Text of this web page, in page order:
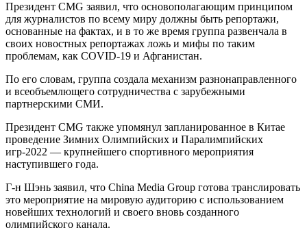
Президент CMG заявил, что основополагающим принципом
для журналистов по всему миру должны быть репортажи,
основанные на фактах, и в то же время группа развенчала в
своих новостных репортажах ложь и мифы по таким
проблемам, как COVID-19 и Афганистан.
По его словам, группа создала механизм разнонаправленного
и всеобъемлющего сотрудничества с зарубежными
партнерскими СМИ.
Президент CMG также упомянул запланированное в Китае
проведение Зимних Олимпийских и Паралимпийских
игр-2022 — крупнейшего спортивного мероприятия
наступившего года.
Г-н Шэнь заявил, что China Media Group готова транслировать
это мероприятие на мировую аудиторию с использованием
новейших технологий и своего вновь созданного
олимпийского канала.